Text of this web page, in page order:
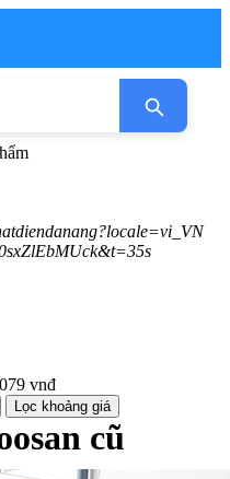
vnđ
Lọc khoảng giá
cũ